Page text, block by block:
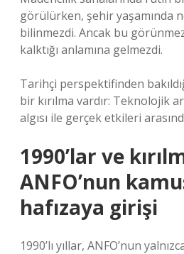
görülürken, şehir yaşamında
bilinmezdi. Ancak bu
kalktığı anlamına gelmezdi.
Tarihçi perspektifinden
bir kırılma vardır: Teknolojik
algısı ile gerçek etkileri
1990’lar ve
ANFO’nun
hafızaya girişi
1990’lı yıllar, ANFO’nun